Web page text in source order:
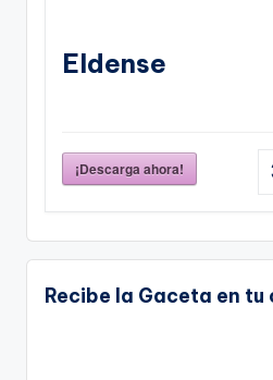
Eldense
¡Descarga ahora!
Recibe la Gaceta en tu